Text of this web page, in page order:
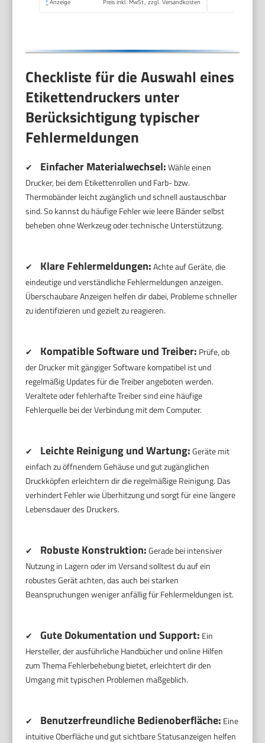
* Anzeige Preis inkl. MwSt., zzgl. Versandkosten
Checkliste für die Auswahl eines
Etikettendruckers unter
Berücksichtigung typischer
Fehlermeldungen
✔ Einfacher Materialwechsel:Wähle einen
Drucker, bei dem Etikettenrollen und Farb- bzw.
Thermobänder leicht zugänglich und schnell austauschbar
sind. So kannst du häufige Fehler wie leere Bänder selbst
beheben ohne Werkzeug oder technische Unterstützung.
✔ Klare Fehlermeldungen:Achte auf Geräte, die
eindeutige und verständliche Fehlermeldungen anzeigen.
Überschaubare Anzeigen helfen dir dabei, Probleme schneller
zu identifizieren und gezielt zu reagieren.
✔ Kompatible Software und Treiber: Prüfe, ob
der Drucker mit gängiger Software kompatibel ist und
regelmäßig Updates für die Treiber angeboten werden.
Veraltete oder fehlerhafte Treiber sind eine häufige
Fehlerquelle bei der Verbindung mit dem Computer.
✔ Leichte Reinigung und Wartung:Geräte mit
einfach zu öffnendem Gehäuse und gut zugänglichen
Druckköpfen erleichtern dir die regelmäßige Reinigung. Das
verhindert Fehler wie Überhitzung und sorgt für eine längere
Lebensdauer des Druckers.
✔ Robuste Konstruktion:Gerade bei intensiver
Nutzung in Lagern oder im Versand solltest du auf ein
robustes Gerät achten, das auch bei starken
Beanspruchungen weniger anfällig für Fehlermeldungen ist.
✔ Gute Dokumentation und Support: Ein
Hersteller, der ausführliche Handbücher und online Hilfen
zum Thema Fehlerbehebung bietet, erleichtert dir den
Umgang mit typischen Problemen maßgeblich.
✔ Benutzerfreundliche Bedienoberfläche: Eine
intuitive Oberfläche und gut sichtbare Statusanzeigen helfen